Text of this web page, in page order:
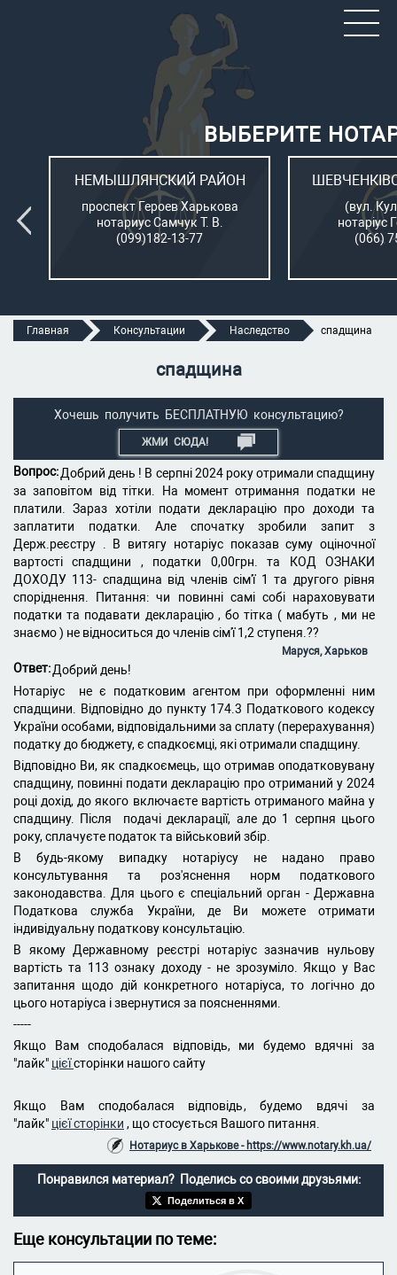
ВЫБЕРИТЕ
НЕМЫШЛЯНСКИЙ РАЙОН
проспект Героев Харькова
нотариус Самчук Т. В.
(099)182-13-77
(вул.
нотаріус
(066)
Главная Консультации Наследство спадщина
спадщина
Хочешь получить БЕСПЛАТНУЮ консультацию?
ЖМИ СЮДА!
Вопрос:Добрий день ! В серпні 2024 року отримали спадщину
за заповітом від тітки. На момент отримання податки не
платили. Зараз хотіли подати декларацію про доходи та
заплатити податки. Але спочатку зробили запит з
Держ.реєстру . В витягу нотаріус показав суму оціночної
вартості спадщини , податки 0,00грн. та КОД ОЗНАКИ
ДОХОДУ 113- спадщина від членів сім'ї 1 та другого рівня
споріднення. Питання: чи повинні самі собі нараховувати
податки та подавати декларацію , бо тітка ( мабуть , ми не
знаємо ) не відноситься до членів сім'ї 1,2 ступеня.??
Маруся, Харьков
Ответ:Добрий день!
Нотаріус не є податковим агентом при оформленні ним
спадщини. Відповідно до пункту 174.3 Податкового кодексу
України особами, відповідальними за сплату (перерахування)
податку до бюджету, є спадкоємці, які отримали спадщину.
Відповідно Ви, як спадкоємець, що отримав оподатковувану
спадщину, повинні подати декларацію про отриманий у 2024
році дохід, до якого включаєте вартість отриманого майна у
спадщину. Після подачі декларації, але до 1 серпня цього
року, сплачуєте податок та військовий збір.
В будь-якому випадку нотаріусу не надано право
консультування та роз'яснення норм податкового
законодавства. Для цього є спеціальний орган - Державна
Податкова служба України, де Ви можете отримати
індивідуальну податкову консультацію.
В якому Державному реєстрі нотаріус зазначив нульову
вартість та 113 ознаку доходу - не зрозуміло. Якщо у Вас
запитання щодо дій конкретного нотаріуса, то логічно до
цього нотаріуса і звернутися за поясненнями.
-----
Якщо Вам сподобалася відповідь, ми будемо вдячні за
"лайк" цієїсторінки нашого сайту
Якщо Вам сподобалася відповідь, будемо вдячі за
"лайк" цієї сторінки , що стосується Вашого питання.
Нотариус в Харькове - https://www.notary.kh.ua/
Понравился материал? Поделись со своими друзьями:
Поделиться в X
Еще консультации по теме: